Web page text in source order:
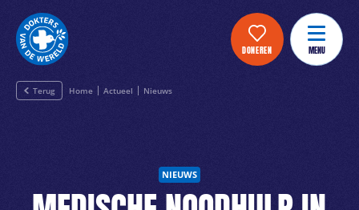
DONEREN MENU
Terug Home Actueel Nieuws
NIEUWS